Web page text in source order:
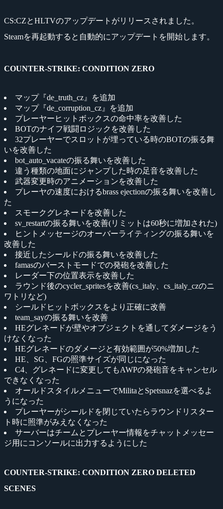
CS:CZとHLTVのアップデートがリリースされました。
Steamを再起動すると自動的にアップデートを開始します。
COUNTER-STRIKE: CONDITION ZERO
マップ『de_truth_cz』を追加
マップ『de_corruption_cz』を追加
プレーヤーヒットボックスの命中率を改善した
BOTのナイフ戦闘ロジックを改善した
32プレーヤーでスロットが埋っている時のBOTの振る舞
いを改善した
bot_auto_vacateの振る舞いを改善した
違う種類の地面にジャンプした時の足音を改善した
武器変更時のアニメーションを改善した
プレーヤの速度におけるbrass ejectionの振る舞いを改善し
た
スモークグレネードを改善した
sv_restartの振る舞いを改善(リミットは60秒に増加された)
ヒントメッセージのオーバーライティングの振る舞いを
改善した
接近したシールドの振る舞いを改善した
famasのバーストモードでの発砲を改善した
レーダー下の位置表示を改善した
ラウンド後のcycler_spritesを改善(cs_italy、cs_italy_czのニ
ワトリなど)
シールドヒットボックスをより正確に改善
team_sayの振る舞いを改善
HEグレネードが壁やオブジェクトを通してダメージをう
けなくなった
HEグレネードのダメージと有効範囲が50%増加した
HE、SG、FGの照準サイズが同じになった
C4、グレネードに変更してもAWPの発砲音をキャンセル
できなくなった
オールドスタイルメニューでMilitaとSpetsnazを選べるよ
うになった
プレーヤーがシールドを閉じていたらラウンドリスター
ト時に照準がみえなくなった
サーバーはチームとプレーヤー情報をチャットメッセー
ジ用にコンソールに出力するようにした
COUNTER-STRIKE: CONDITION ZERO DELETED
SCENES